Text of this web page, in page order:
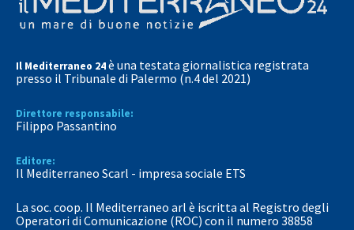
Il Mediterraneo 24è una testata giornalistica registrata
presso il Tribunale di Palermo (n.4 del 2021)
Direttore responsabile:
Filippo Passantino
Editore:
Il Mediterraneo Scarl - impresa sociale ETS
La soc. coop. Il Mediterraneo arl è iscritta al Registro degli
Operatori di Comunicazione (ROC) con il numero 38858